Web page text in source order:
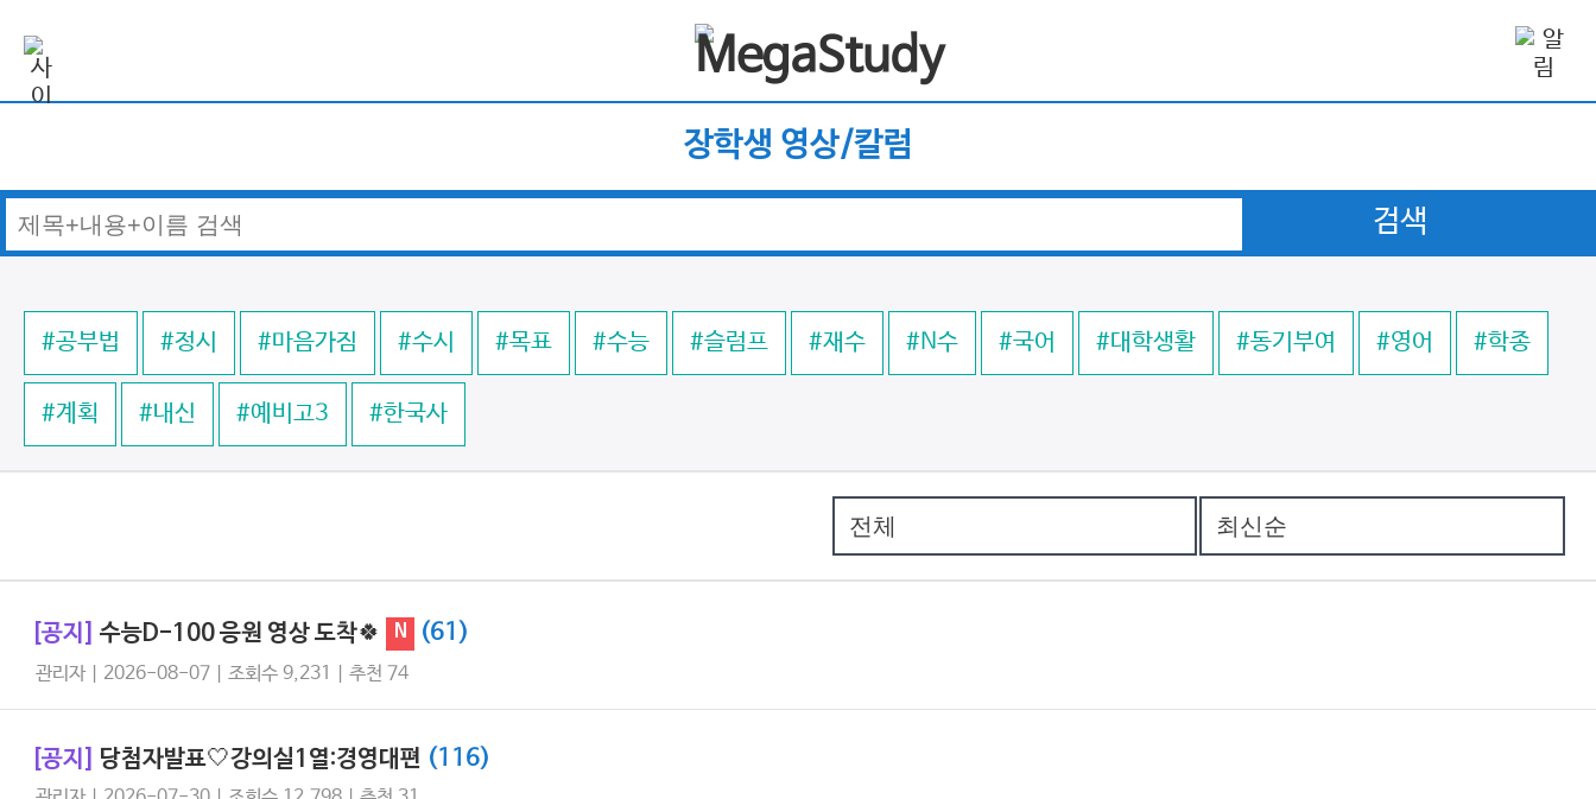
장학생 영상/칼럼
검색
#공부법 #정시 #마음가짐 #수시 #목표 #수능 #슬럼프 #재수 #N수 #국어 #대학생활 #동기부여 #영어 #학종
#계획 #내신 #예비고3 #한국사
[공지] 수능D-100 응원 영상 도착🍀 N (61)
관리자 | 2026-08-07 | 조회수 9,231 | 추천 74
[공지] 당첨자발표🤍강의실1열:경영대편 (116)